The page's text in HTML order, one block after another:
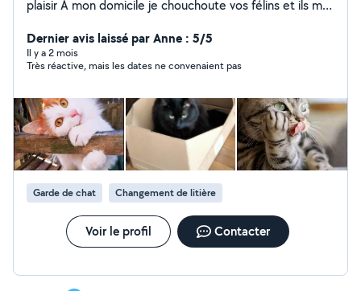
plaisir A mon domicile je chouchoute vos félins et ils me
Dernier avis laissé par Anne : 5/5
Il y a 2 mois
Très réactive, mais les dates ne convenaient pas
Garde de chat Changement de litière
Voir le profil Contacter